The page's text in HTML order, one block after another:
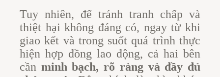
Tuy nhiên, để tránh tranh chấp và
thiệt hại không đáng có, ngay từ khi
giao kết và trong suốt quá trình thực
hiện hợp đồng lao động, cả hai bên
cần minh bạch, rõ ràng và đầy đủ